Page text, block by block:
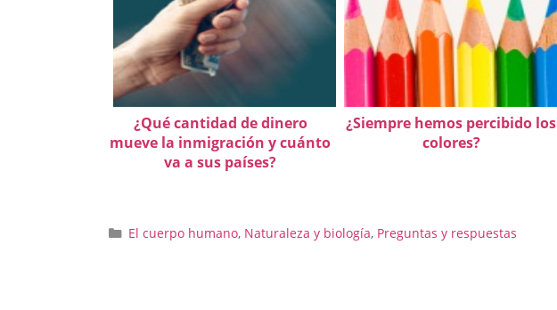
¿Qué cantidad de dinero
mueve la inmigración y cuánto
va a sus países?
¿Siempre hemos percibido los
colores?
Categorías
El cuerpo humano, Naturaleza y biología, Preguntas y respuestas